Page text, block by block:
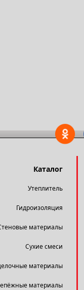
Каталог
Утеплитель
Гидроизоляция
материалы
Сухие смеси
материалы
материалы